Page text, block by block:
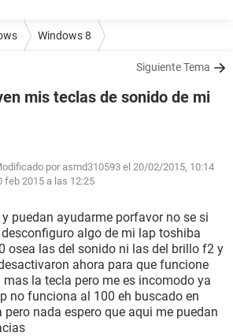
Windows 8
Siguiente Tema
mis teclas de sonido de mi
por asmd310593 el 20/02/2015, 10:14
feb 2015 a las 12:25
puedan ayudarme porfavor no se si
algo de mi lap toshiba
osea las del sonido ni las del brillo f2 y
ahora para que funcione
la tecla pero me es incomodo ya
no funciona al 100 eh buscado en
nada espero que aqui me puedan